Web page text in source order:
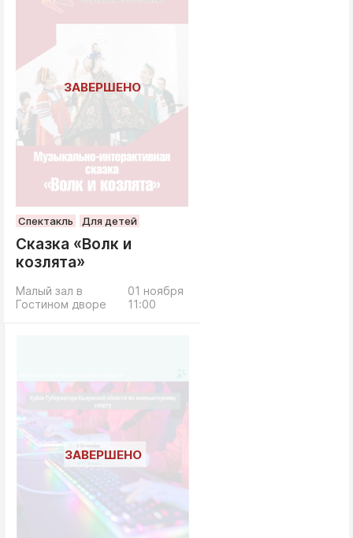
Спектакль Для детей
Сказка «Волк и
козлята»
01 ноября
11:00
Малый зал в
Гостином дворе